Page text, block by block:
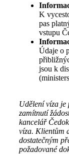
K
pas
vstupu
Údaje o
jsou k
Udělení víza je
zamítnutí
kancelář
víza. Klientům
dostatečným
požadované